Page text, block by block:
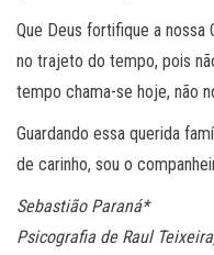
Que Deus fortifique a nossa
no trajeto do tempo, pois
tempo chama-se hoje, não
Guardando essa querida
de carinho, sou o
Sebastião Paraná*
Psicografia de Raul